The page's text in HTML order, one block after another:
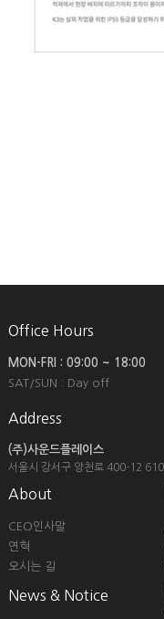
Office Hours
MON-FRI : 09:00 ~ 18:00
SAT/SUN : Day off
Address
(주)사운드플레이스
서울시 강서구 양천로 400-12
About
CEO인사말
연혁
오시는 길
News & Notice